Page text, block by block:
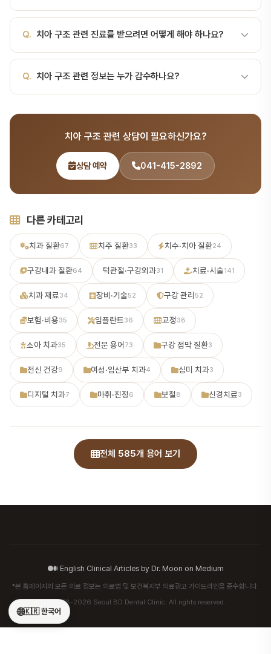
골, 치주인대, 치근 등 총 62개의 치과 용어가 포함되어 있습니다. 각
용어 페이지에서 상세한 설명을 확인하실 수 있습니다.
Q. 치아 구조 관련 진료를 받으려면 어떻게 해야 하나요?
서울대 출신 14인 전문의 협진 시스템으로 정확한 진단과 치료를 받
으실 수 있습니다. 전화 041-415-2892 또는 온라인 예약으로 상담
하세요.
Q. 치아 구조 관련 정보는 누가 감수하나요?
를 제공하기 위해 최선을 다합니다.
치아 구조 관련 상담이 필요하신가요?
상담 예약 041-415-2892
다른 카테고리
치과 질환67 치주 질환33 치수·치아 질환24
구강내과 질환64 턱관절·구강외과31 치료·시술141
치과 재료34 장비·기술52 구강 관리 52
보험·비용35 임플란트 36 교정38
소아 치과35 전문 용어 73 구강 점막 질환3
전신 건강9 여성·임산부 치과4 심미 치과3
디지털 치과7 마취·진정6 보철 8 신경치료3
전체 585개 용어 보기
English Clinical Articles by Dr. Moon on Medium
*본 홈페이지의 모든 의료 정보는 의료법 및 보건복지부 의료광고 가이드라인을 준수합니다.
© 2018-2026 Seoul BD Dental Clinic. All rights reserved.
🌐🇰🇷 한국어